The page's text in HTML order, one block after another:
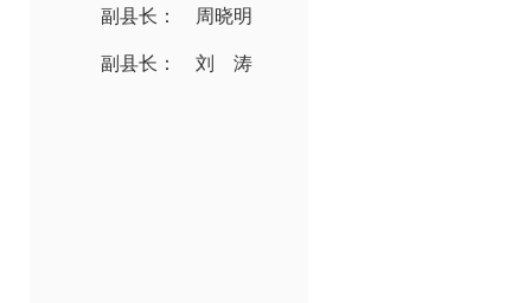
副县长： 周晓明
副县长： 刘 涛